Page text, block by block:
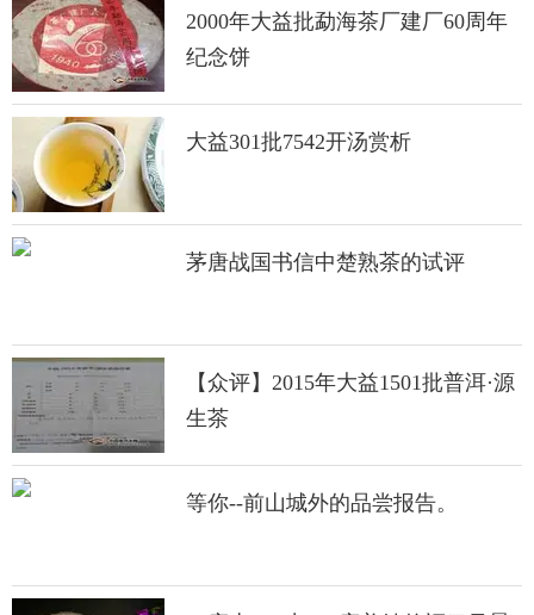
2000年大益批勐海茶厂建厂60周年
纪念饼
大益301批7542开汤赏析
茅唐战国书信中楚熟茶的试评
【众评】2015年大益1501批普洱·源
生茶
等你--前山城外的品尝报告。